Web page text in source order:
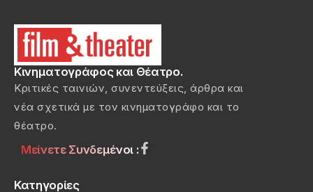
Κινηματογράφος και Θέατρο.
Κριτικές ταινιών, συνεντεύξεις, άρθρα και
νέα σχετικά με τον κινηματογράφο και το
θέατρο.
Μείνετε Συνδεμένοι :
Κατηγορίες